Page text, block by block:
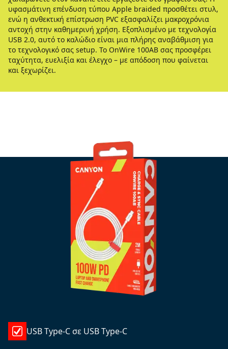
υφασμάτινη επένδυση τύπου Apple braided προσθέτει στυλ,
ενώ η ανθεκτική επίστρωση PVC εξασφαλίζει μακροχρόνια
αντοχή στην καθημερινή χρήση. Εξοπλισμένο με τεχνολογία
USB 2.0, αυτό το καλώδιο είναι μια πλήρης αναβάθμιση για
το τεχνολογικό σας setup. Το OnWire 100AB σας προσφέρει
ταχύτητα, ευελιξία και έλεγχο – με απόδοση που φαίνεται
και ξεχωρίζει.
USB Type-C σε USB Type-C